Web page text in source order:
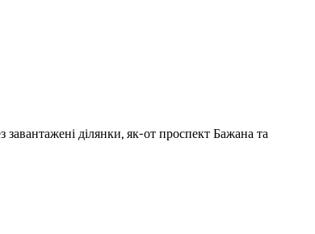
ділянки, як-от проспект Бажана та